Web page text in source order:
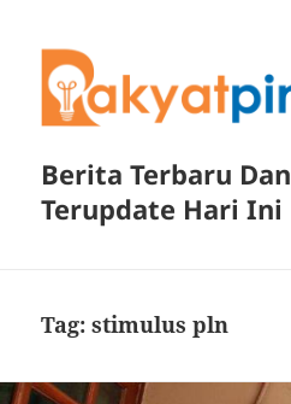
Berita Terbaru Dan
Terupdate Hari Ini
Tag:stimulus pln